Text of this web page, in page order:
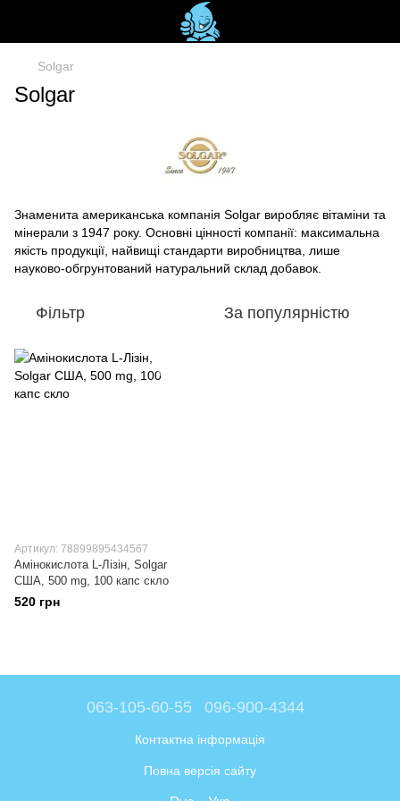
Solgar
Solgar
Знаменита американська компанія Solgar виробляє вітаміни та
мінерали з 1947 року. Основні цінності компанії: максимальна
якість продукції, найвищі стандарти виробництва, лише
науково-обгрунтований натуральний склад добавок.
Фільтр За популярністю
Артикул: 78899895434567
Амінокислота L-Лізін, Solgar
США, 500 mg, 100 капс скло
520 грн
063-105-60-55 096-900-4344
Контактна інформація
Повна версія сайту